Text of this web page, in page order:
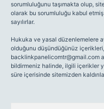
sorumluluğunu taşımakta olup,
olarak bu sorumluluğu kabul etmiş
sayılırlar.
Hukuka ve yasal düzenlemelere
olduğunu düşündüğünüz içerikleri,
backlinkpanelicomtr@gmail.com
bildirmeniz halinde, ilgili içerikler
süre içerisinde sitemizden